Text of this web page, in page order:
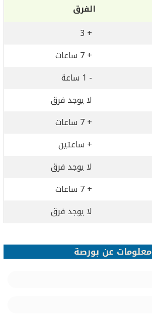
الفرق
+ 3
+ 7 ساعات
- 1 ساعة
لا يوجد فرق
+ 7 ساعات
+ ساعتين
لا يوجد فرق
+ 7 ساعات
لا يوجد فرق
معلومات عن بورصة